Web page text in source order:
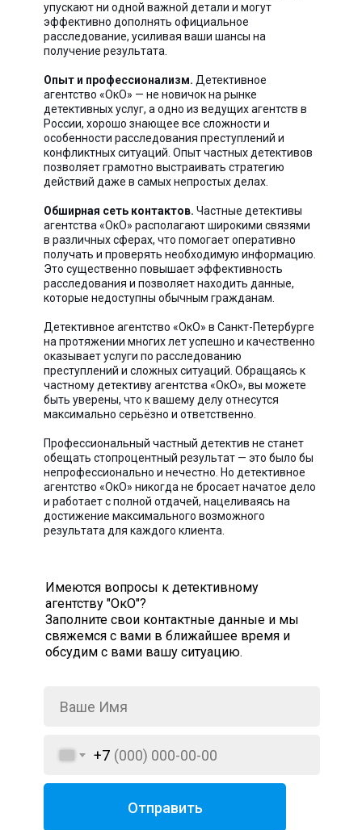
упускают ни одной важной детали и могут
эффективно дополнять официальное
расследование, усиливая ваши шансы на
получение результата.
Опыт и профессионализм. Детективное
агентство «ОкО» — не новичок на рынке
детективных услуг, а одно из ведущих агентств в
России, хорошо знающее все сложности и
особенности расследования преступлений и
конфликтных ситуаций. Опыт частных детективов
позволяет грамотно выстраивать стратегию
действий даже в самых непростых делах.
Обширная сеть контактов. Частные детективы
агентства «ОкО» располагают широкими связями
в различных сферах, что помогает оперативно
получать и проверять необходимую информацию.
Это существенно повышает эффективность
расследования и позволяет находить данные,
которые недоступны обычным гражданам.
Детективное агентство «ОкО» в Санкт-Петербурге
на протяжении многих лет успешно и качественно
оказывает услуги по расследованию
преступлений и сложных ситуаций. Обращаясь к
частному детективу агентства «ОкО», вы можете
быть уверены, что к вашему делу отнесутся
максимально серьёзно и ответственно.
Профессиональный частный детектив не станет
обещать стопроцентный результат — это было бы
непрофессионально и нечестно. Но детективное
агентство «ОкО» никогда не бросает начатое дело
и работает с полной отдачей, нацеливаясь на
достижение максимального возможного
результата для каждого клиента.
Имеются вопросы к детективному
агентству "ОкО"?
Заполните свои контактные данные и мы
свяжемся с вами в ближайшее время и
обсудим с вами вашу ситуацию.
+7
Отправить